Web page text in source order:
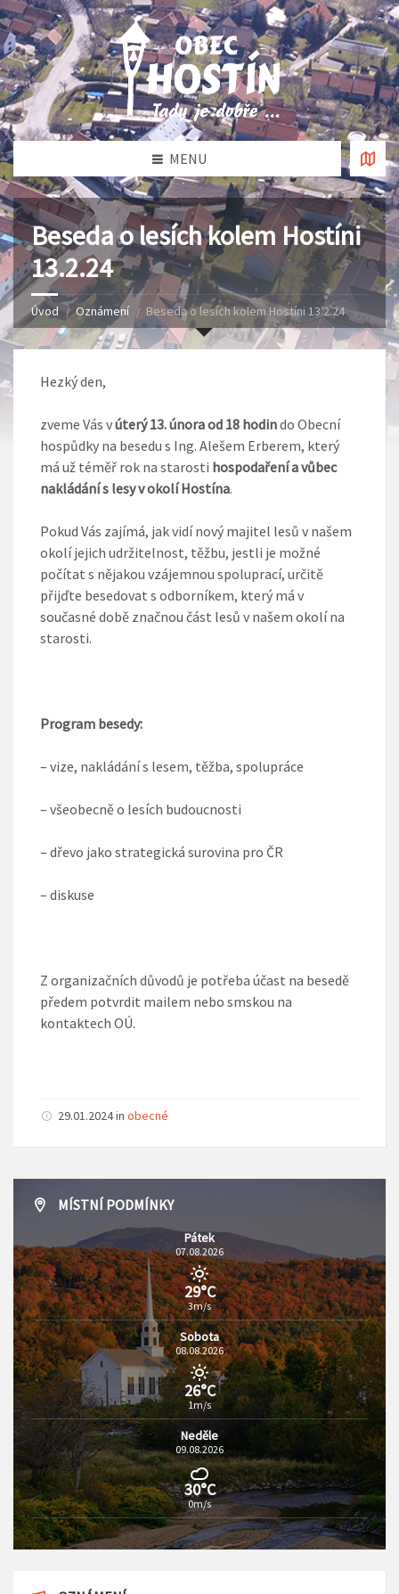
MENU
Beseda o lesích kolem Hostíni
13.2.24
Úvod Oznámení Beseda o lesích kolem Hostíni 13.2.24
Hezký den,
zveme Vás vúterý 13. února od 18 hodindo Obecní
hospůdky na besedu s Ing. Alešem Erberem, který
má už téměř rok na starosti hospodaření a vůbec
nakládání s lesy v okolí Hostína.
Pokud Vás zajímá, jak vidí nový majitel lesů v našem
okolí jejich udržitelnost, těžbu, jestli je možné
počítat s nějakou vzájemnou spoluprací, určitě
přijďte besedovat s odborníkem, který má v
současné době značnou část lesů v našem okolí na
starosti.
Program besedy:
– vize, nakládání s lesem, těžba, spolupráce
– všeobecně o lesích budoucnosti
– dřevo jako strategická surovina pro ČR
– diskuse
Z organizačních důvodů je potřeba účast na besedě
předem potvrdit mailem nebo smskou na
kontaktech OÚ.
29.01.2024 in obecné
MÍSTNÍ PODMÍNKY
Pátek
07.08.2026
29°C
3m/s
Sobota
08.08.2026
26°C
1m/s
Neděle
09.08.2026
30°C
0m/s